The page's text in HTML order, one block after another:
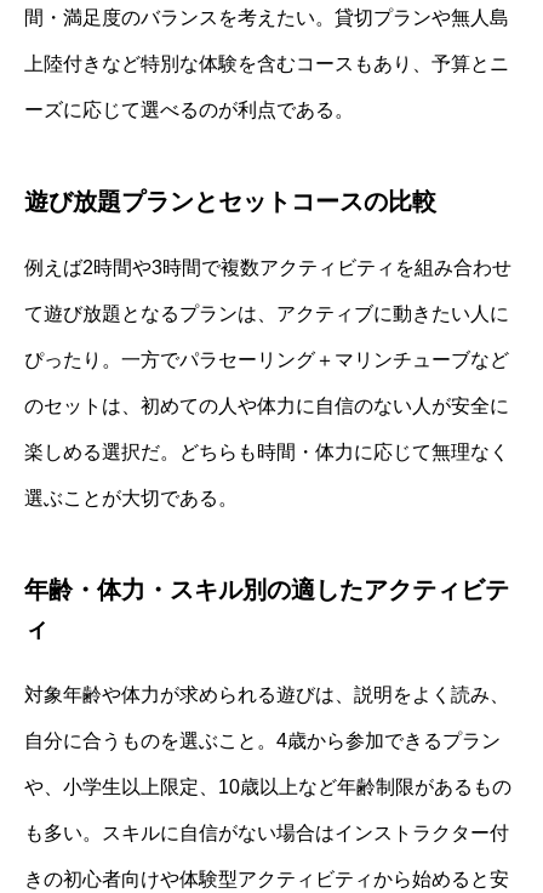
間・満足度のバランスを考えたい。貸切プランや無人島
上陸付きなど特別な体験を含むコースもあり、予算とニ
ーズに応じて選べるのが利点である。
遊び放題プランとセットコースの比較
例えば2時間や3時間で複数アクティビティを組み合わせ
て遊び放題となるプランは、アクティブに動きたい人に
ぴったり。一方でパラセーリング＋マリンチューブなど
のセットは、初めての人や体力に自信のない人が安全に
楽しめる選択だ。どちらも時間・体力に応じて無理なく
選ぶことが大切である。
年齢・体力・スキル別の適したアクティビテ
ィ
対象年齢や体力が求められる遊びは、説明をよく読み、
自分に合うものを選ぶこと。4歳から参加できるプラン
や、小学生以上限定、10歳以上など年齢制限があるもの
も多い。スキルに自信がない場合はインストラクター付
きの初心者向けや体験型アクティビティから始めると安